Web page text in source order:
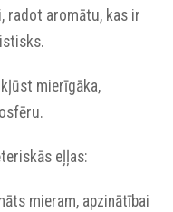
radot aromātu, kas ir
mierīgāka,
eļļas:
mieram, apzinātībai